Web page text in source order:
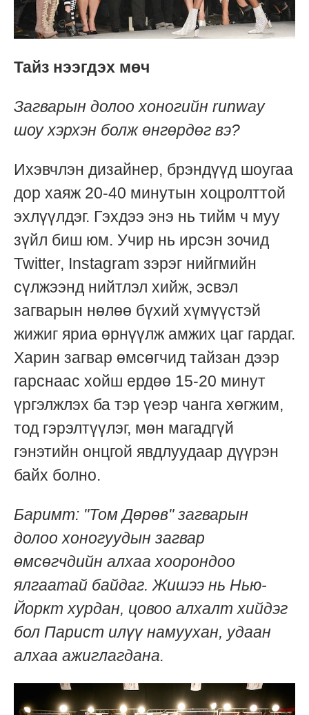
Тайз нээгдэх мөч
Загварын долоо хоногийн runway
шоу хэрхэн болж өнгөрдөг вэ?
Ихэвчлэн дизайнер, брэндүүд шоугаа
дор хаяж 20-40 минутын хоцролттой
эхлүүлдэг. Гэхдээ энэ нь тийм ч муу
зүйл биш юм. Учир нь ирсэн зочид
Twitter, Instagram зэрэг нийгмийн
сүлжээнд нийтлэл хийж, эсвэл
загварын нөлөө бүхий хүмүүстэй
жижиг яриа өрнүүлж амжих цаг гардаг.
Харин загвар өмсөгчид тайзан дээр
гарснаас хойш ердөө 15-20 минут
үргэлжлэх ба тэр үеэр чанга хөгжим,
тод гэрэлтүүлэг, мөн магадгүй
гэнэтийн онцгой явдлуудаар дүүрэн
байх болно.
Баримт: "Том Дөрөв" загварын
долоо хоногуудын загвар
өмсөгчдийн алхаа хоорондоо
ялгаатай байдаг. Жишээ нь Нью-
Йоркт хурдан, цовоо алхалт хийдэг
бол Парист илүү намуухан, удаан
алхаа ажиглагдана.